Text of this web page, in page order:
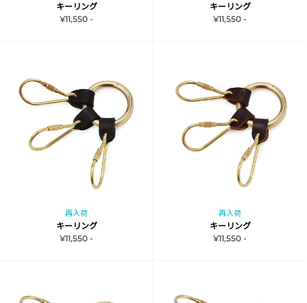
キーリング
¥11,550 -
キーリング
¥11,550 -
再入荷
キーリング
¥11,550 -
再入荷
キーリング
¥11,550 -